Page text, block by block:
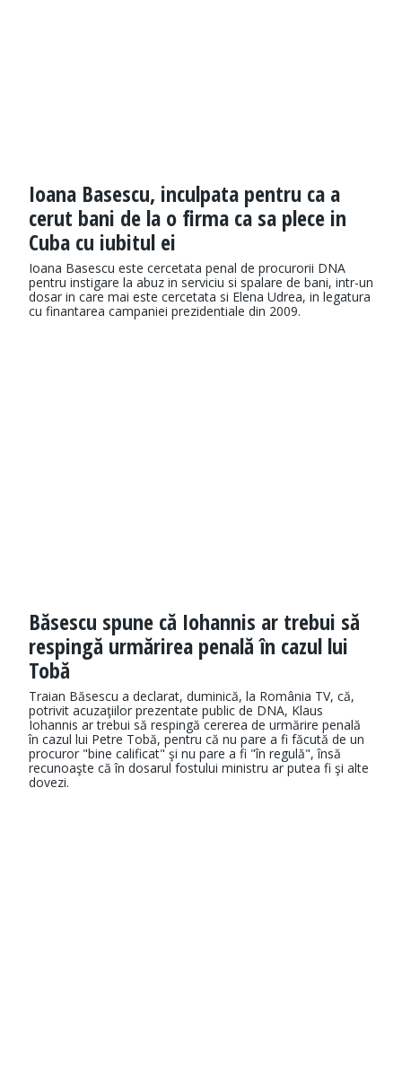
Ioana Basescu, inculpata pentru ca a
cerut bani de la o firma ca sa plece in
Cuba cu iubitul ei
Ioana Basescu este cercetata penal de procurorii DNA
pentru instigare la abuz in serviciu si spalare de bani, intr-un
dosar in care mai este cercetata si Elena Udrea, in legatura
cu finantarea campaniei prezidentiale din 2009.
Băsescu spune că Iohannis ar trebui să
respingă urmărirea penală în cazul lui
Tobă
Traian Băsescu a declarat, duminică, la România TV, că,
potrivit acuzaţiilor prezentate public de DNA, Klaus
Iohannis ar trebui să respingă cererea de urmărire penală
în cazul lui Petre Tobă, pentru că nu pare a fi făcută de un
procuror "bine calificat" şi nu pare a fi "în regulă", însă
recunoaşte că în dosarul fostului ministru ar putea fi şi alte
dovezi.